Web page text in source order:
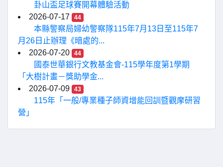
卦山盃足球賽開幕體驗活動
2026-07-17
44
本縣警察局婦幼警察隊115年7月13日至115年7
月26日止辦理《暗處的...
2026-07-20
44
國泰世華銀行文教基金會-115學年度第1學期
「大樹計畫－獎助學金...
2026-07-09
43
115年「一般/專業種子師資增能回訓暨觀摩研習
營」